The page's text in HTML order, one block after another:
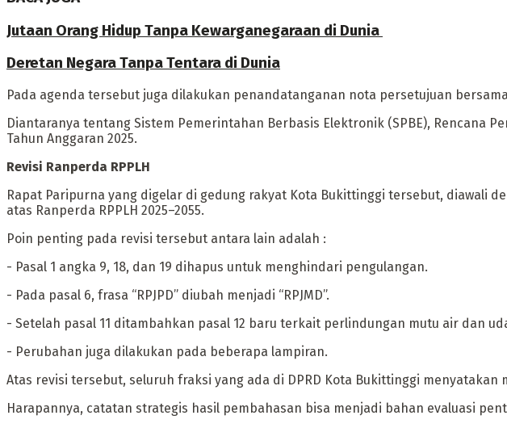
Jutaan Orang Hidup Tanpa Kewarganegaraan di Dunia ‎
Deretan Negara Tanpa Tentara di Dunia
‎Pada agenda tersebut juga dilakukan penandatanganan nota persetujuan
‎Diantaranya tentang Sistem Pemerintahan Berbasis Elektronik (SPBE), Rencana
Tahun Anggaran 2025.
‎Revisi Ranperda RPPLH
‎Rapat Paripurna yang digelar di gedung rakyat Kota Bukittinggi tersebut, diawali
atas Ranperda RPPLH 2025–2055.
Poin penting pada revisi tersebut antara lain adalah :
‎- Pasal 1 angka 9, 18, dan 19 dihapus untuk menghindari pengulangan.
‎- Pada pasal 6, frasa “RPJPD” diubah menjadi “RPJMD”.
‎- Setelah pasal 11 ditambahkan pasal 12 baru terkait perlindungan mutu air dan
‎- Perubahan juga dilakukan pada beberapa lampiran.
‎Atas revisi tersebut, seluruh fraksi yang ada di DPRD Kota Bukittinggi
‎Harapannya, catatan strategis hasil pembahasan bisa menjadi bahan evaluasi